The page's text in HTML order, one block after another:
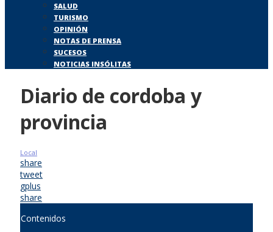
SALUD
TURISMO
OPINIÓN
NOTAS DE PRENSA
SUCESOS
NOTICIAS INSÓLITAS
Diario de cordoba y
provincia
Local
share
tweet
gplus
share
Contenidos